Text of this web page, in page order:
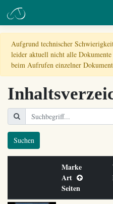
Aufgrund technischer
leider aktuell nicht alle
beim Aufrufen einzelner
Suchen
Marke
Art
Seiten